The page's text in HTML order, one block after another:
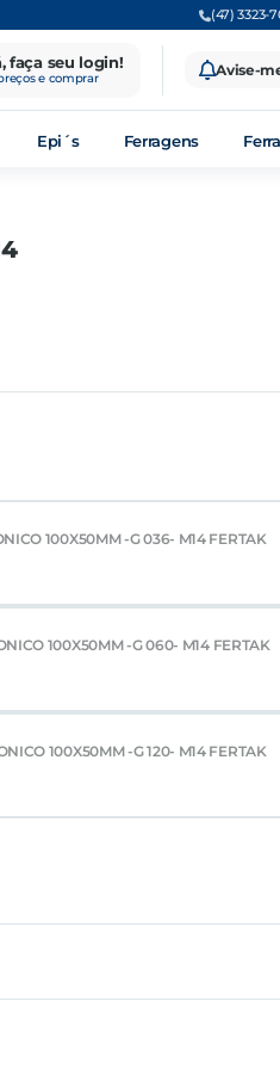
(47) 3323-
faça seu login!
e comprar Avise-
Epi´s Ferragens
100X50MM -G 036- M14 FERTAK
100X50MM -G 060- M14 FERTAK
100X50MM -G 120- M14 FERTAK